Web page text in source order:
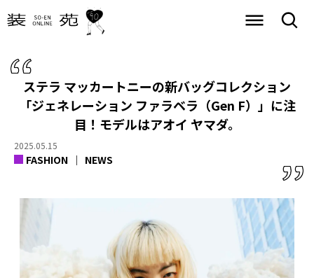
ステラ マッカートニーの新バッグコレクション
「ジェネレーション ファラベラ（Gen F）」に注
目！モデルはアオイ ヤマダ。
2025.05.15
FASHION NEWS